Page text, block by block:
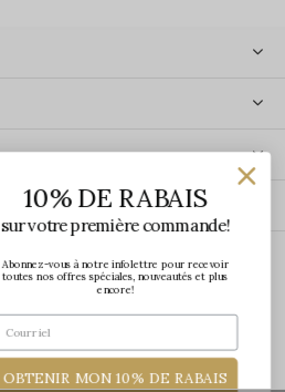
10% DE RABAIS
sur votre première commande!
Abonnez-vous à notre infolettre pour recevoir
toutes nos offres spéciales, nouveautés et plus
encore!
OBTENIR MON 10% DE RABAIS